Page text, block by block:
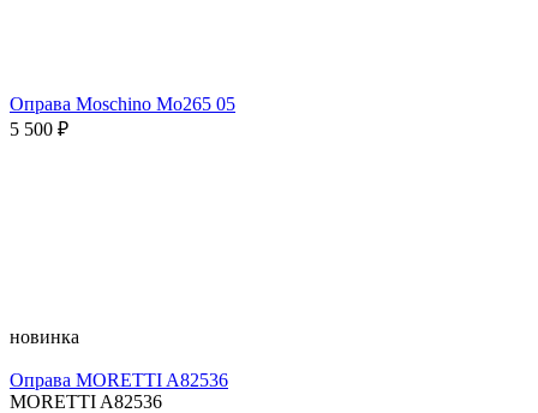
Оправа Moschino Mo265 05
5 500 ₽
новинка
Оправа MORETTI A82536
MORETTI A82536